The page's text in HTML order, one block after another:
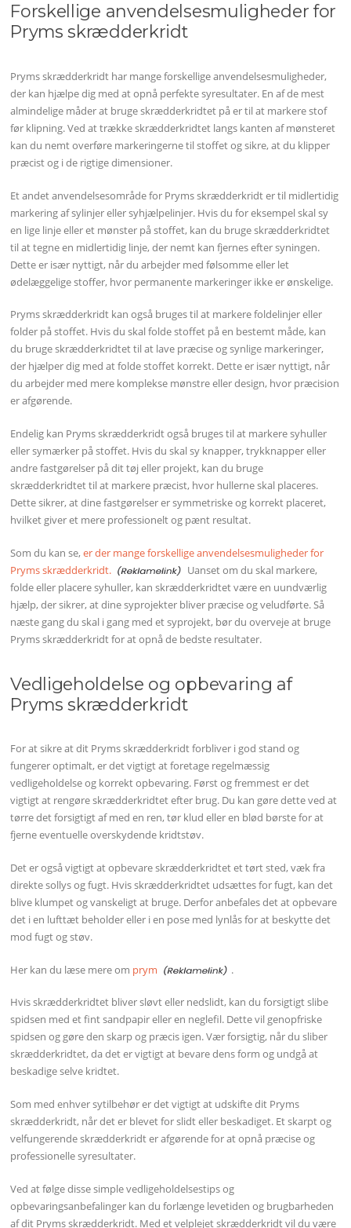
Forskellige anvendelsesmuligheder for
Pryms skrædderkridt
Pryms skrædderkridt har mange forskellige anvendelsesmuligheder,
der kan hjælpe dig med at opnå perfekte syresultater. En af de mest
almindelige måder at bruge skrædderkridtet på er til at markere stof
før klipning. Ved at trække skrædderkridtet langs kanten af mønsteret
kan du nemt overføre markeringerne til stoffet og sikre, at du klipper
præcist og i de rigtige dimensioner.
Et andet anvendelsesområde for Pryms skrædderkridt er til midlertidig
markering af sylinjer eller syhjælpelinjer. Hvis du for eksempel skal sy
en lige linje eller et mønster på stoffet, kan du bruge skrædderkridtet
til at tegne en midlertidig linje, der nemt kan fjernes efter syningen.
Dette er især nyttigt, når du arbejder med følsomme eller let
ødelæggelige stoffer, hvor permanente markeringer ikke er ønskelige.
Pryms skrædderkridt kan også bruges til at markere foldelinjer eller
folder på stoffet. Hvis du skal folde stoffet på en bestemt måde, kan
du bruge skrædderkridtet til at lave præcise og synlige markeringer,
der hjælper dig med at folde stoffet korrekt. Dette er især nyttigt, når
du arbejder med mere komplekse mønstre eller design, hvor præcision
er afgørende.
Endelig kan Pryms skrædderkridt også bruges til at markere syhuller
eller symærker på stoffet. Hvis du skal sy knapper, trykknapper eller
andre fastgørelser på dit tøj eller projekt, kan du bruge
skrædderkridtet til at markere præcist, hvor hullerne skal placeres.
Dette sikrer, at dine fastgørelser er symmetriske og korrekt placeret,
hvilket giver et mere professionelt og pænt resultat.
Som du kan se,er der mange forskellige anvendelsesmuligheder for
Pryms skrædderkridt.
Uanset om du skal markere,
folde eller placere syhuller, kan skrædderkridtet være en uundværlig
hjælp, der sikrer, at dine syprojekter bliver præcise og veludførte. Så
næste gang du skal i gang med et syprojekt, bør du overveje at bruge
Pryms skrædderkridt for at opnå de bedste resultater.
Vedligeholdelse og opbevaring af
Pryms skrædderkridt
For at sikre at dit Pryms skrædderkridt forbliver i god stand og
fungerer optimalt, er det vigtigt at foretage regelmæssig
vedligeholdelse og korrekt opbevaring. Først og fremmest er det
vigtigt at rengøre skrædderkridtet efter brug. Du kan gøre dette ved at
tørre det forsigtigt af med en ren, tør klud eller en blød børste for at
fjerne eventuelle overskydende kridtstøv.
Det er også vigtigt at opbevare skrædderkridtet et tørt sted, væk fra
direkte sollys og fugt. Hvis skrædderkridtet udsættes for fugt, kan det
blive klumpet og vanskeligt at bruge. Derfor anbefales det at opbevare
det i en lufttæt beholder eller i en pose med lynlås for at beskytte det
mod fugt og støv.
Her kan du læse mere om prym .
Hvis skrædderkridtet bliver sløvt eller nedslidt, kan du forsigtigt slibe
spidsen med et fint sandpapir eller en neglefil. Dette vil genopfriske
spidsen og gøre den skarp og præcis igen. Vær forsigtig, når du sliber
skrædderkridtet, da det er vigtigt at bevare dens form og undgå at
beskadige selve kridtet.
Som med enhver sytilbehør er det vigtigt at udskifte dit Pryms
skrædderkridt, når det er blevet for slidt eller beskadiget. Et skarpt og
velfungerende skrædderkridt er afgørende for at opnå præcise og
professionelle syresultater.
Ved at følge disse simple vedligeholdelsestips og
opbevaringsanbefalinger kan du forlænge levetiden og brugbarheden
af dit Pryms skrædderkridt. Med et velplejet skrædderkridt vil du være